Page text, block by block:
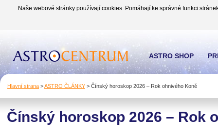
Naše webové stránky používají cookies. Pomáhají ke správné funkci
Hlavní strana >ASTRO ČLÁNKY > Čínský horoskop 2026 – Rok ohnivého Koně
Čínský horoskop 2026 – Rok
ASTRO SHOP